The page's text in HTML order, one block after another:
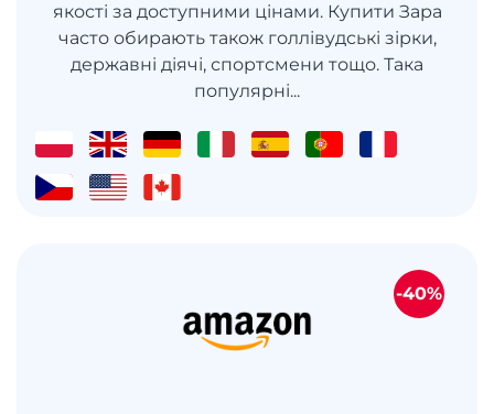
якості за доступними цінами. Купити Зара
часто обирають також голлівудські зірки,
державні діячі, спортсмени тощо. Така
популярні...
-40%